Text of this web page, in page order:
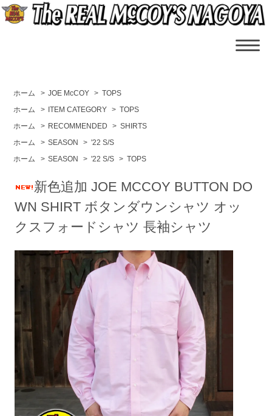
ホーム > JOE McCOY > TOPS
ホーム
> ITEM CATEGORY > TOPS
ホーム
> RECOMMENDED > SHIRTS
ホーム
> SEASON > '22 S/S
ホーム
> SEASON > '22 S/S > TOPS
新色追加 JOE MCCOY BUTTON DO
WN SHIRT ボタンダウンシャツ オッ
クスフォードシャツ 長袖シャツ